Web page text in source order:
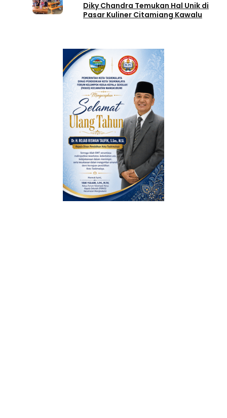
Diky Chandra Temukan Hal Unik di
Pasar Kuliner Citamiang Kawalu